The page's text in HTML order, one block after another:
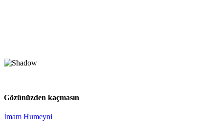
Gözünüzden kaçmasın
İmam Humeyni